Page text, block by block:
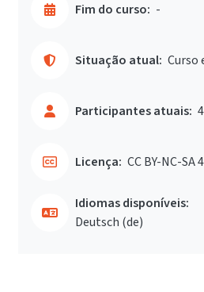
Fim do curso: -
Situação atual: Curso
Participantes atuais:
Licença: CC BY-NC-SA
Idiomas disponíveis:
Deutsch ‎(de)‎